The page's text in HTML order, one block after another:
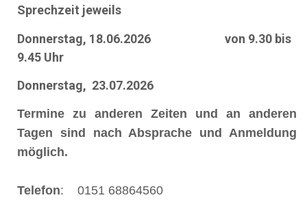
Sprechzeit jeweils
Donnerstag, 18.06.2026 von 9.30 bis
9.45 Uhr
Donnerstag, 23.07.2026
Termine zu anderen Zeiten und an anderen
Tagen sind nach Absprache und Anmeldung
möglich.
Telefon: 0151 68864560